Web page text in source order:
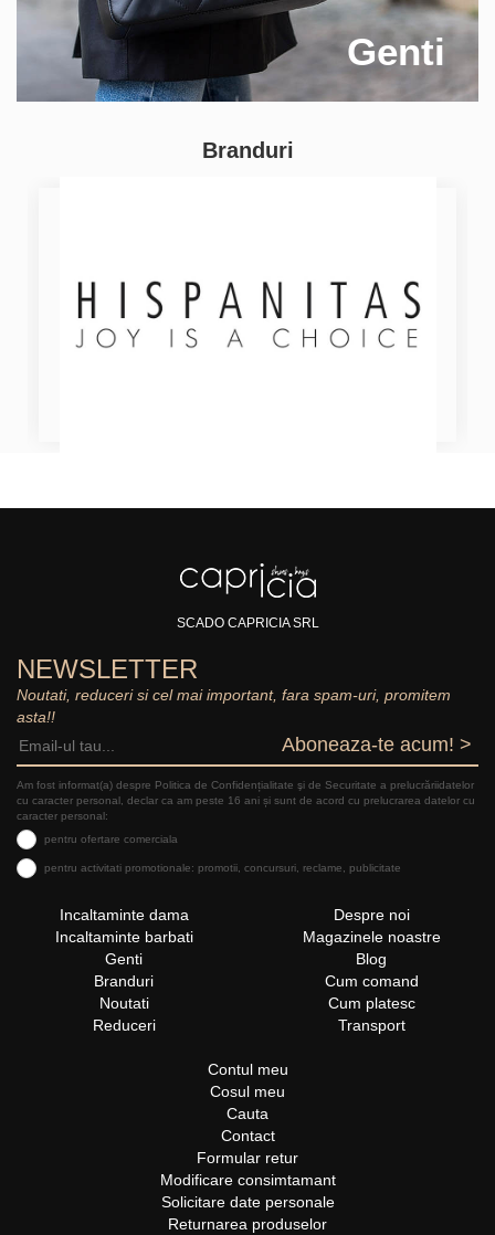
Genti
Branduri
SCADO CAPRICIA SRL
NEWSLETTER
Noutati, reduceri si cel mai important, fara spam-uri, promitem
asta!!
Aboneaza-te acum! >
Am fost informat(a) despre Politica de Confidențialitate şi de Securitate a prelucrăriidatelor
cu caracter personal, declar ca am peste 16 ani și sunt de acord cu prelucrarea datelor cu
caracter personal:
pentru ofertare comerciala
pentru activitati promotionale: promotii, concursuri, reclame, publicitate
Incaltaminte dama
Incaltaminte barbati
Genti
Branduri
Noutati
Reduceri
Despre noi
Magazinele noastre
Blog
Cum comand
Cum platesc
Transport
Contul meu
Cosul meu
Cauta
Contact
Formular retur
Modificare consimtamant
Solicitare date personale
Returnarea produselor